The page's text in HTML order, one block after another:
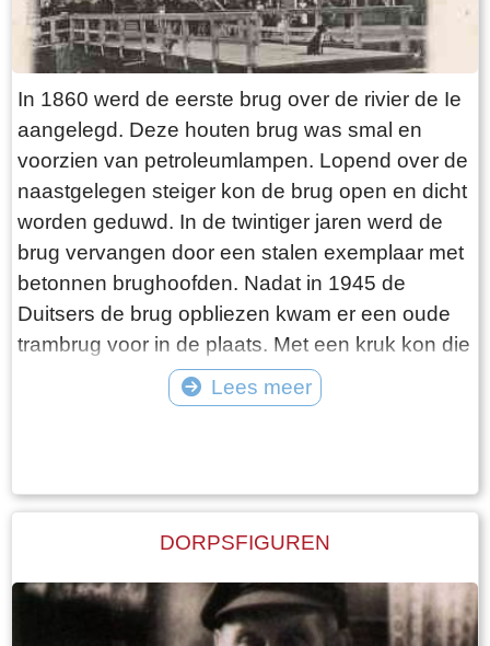
In 1860 werd de eerste brug over de rivier de Ie
aangelegd. Deze houten brug was smal en
voorzien van petroleumlampen. Lopend over de
naastgelegen steiger kon de brug open en dicht
worden geduwd. In de twintiger jaren werd de
brug vervangen door een stalen exemplaar met
betonnen brughoofden. Nadat in 1945 de
Duitsers de brug opbliezen kwam er een oude
trambrug voor in de plaats. Met een kruk kon die
worden opengedraaid. In 1975 werd de huidige
Hellingbrug met elektrische bediening
samenkomst voor de gepensioneerden, die er
Lees meer
DORPSFIGUREN